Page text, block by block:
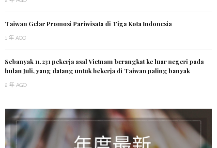
Taiwan Gelar Promosi Pariwisata di Tiga Kota Indonesia
1 年 AGO
Sebanyak 11.231 pekerja asal Vietnam berangkat ke luar negeri pada
bulan Juli, yang datang untuk bekerja di Taiwan paling banyak
2 年 AGO